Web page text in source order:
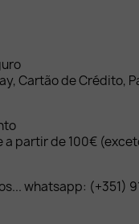
Cartão de Crédito,
partir de 100€
whatsapp: (+351)